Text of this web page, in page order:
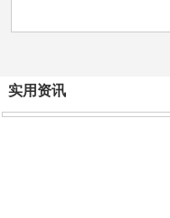
实用资讯